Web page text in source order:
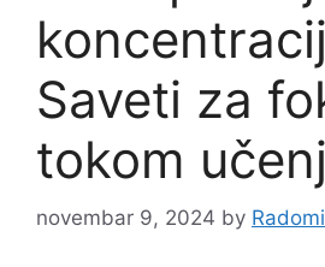
Saveti za
tokom
novembar 9, 2024 by